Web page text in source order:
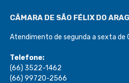
CÂMARA DE SÃO FÉLIX DO
Atendimento de segunda a sexta de
Telefone:
(66) 3522-1462
(66) 99720-2566